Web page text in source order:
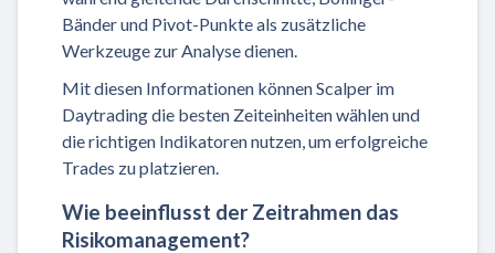
Bänder und Pivot-Punkte als zusätzliche
Werkzeuge zur Analyse dienen.
Mit diesen Informationen können Scalper im
Daytrading die besten Zeiteinheiten wählen und
die richtigen Indikatoren nutzen, um erfolgreiche
Trades zu platzieren.
Wie beeinflusst der Zeitrahmen das
Risikomanagement?